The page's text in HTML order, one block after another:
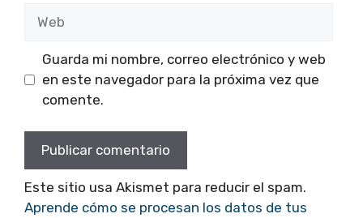
Guarda mi nombre, correo electrónico y web
en este navegador para la próxima vez que
comente.
Este sitio usa Akismet para reducir el spam.
Aprende cómo se procesan los datos de tus